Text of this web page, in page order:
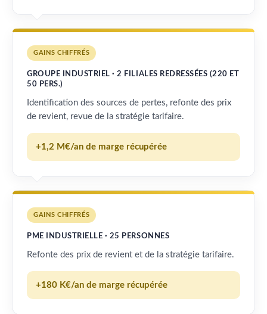
GAINS CHIFFRÉS
GROUPE INDUSTRIEL · 2 FILIALES REDRESSÉES (220 ET
50 PERS.)
Identification des sources de pertes, refonte des prix
de revient, revue de la stratégie tarifaire.
+1,2 M€/an de marge récupérée
GAINS CHIFFRÉS
PME INDUSTRIELLE · 25 PERSONNES
Refonte des prix de revient et de la stratégie tarifaire.
+180 K€/an de marge récupérée